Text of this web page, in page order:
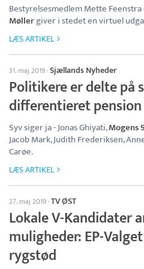
Bestyrelsesmedlem Mette
Møllergiver i stedet en virtuel
LÆS ARTIKEL
31. maj 2019·Sjællands Nyheder
Politikere er delte på
differentieret pension
Syv siger ja - Jonas Ghiyati,Mogens
Jacob Mark, Judith Frederiksen,
Carøe.
LÆS ARTIKEL
27. maj 2019·TV ØST
Lokale V-Kandidater
muligheder: EP-
rygstød